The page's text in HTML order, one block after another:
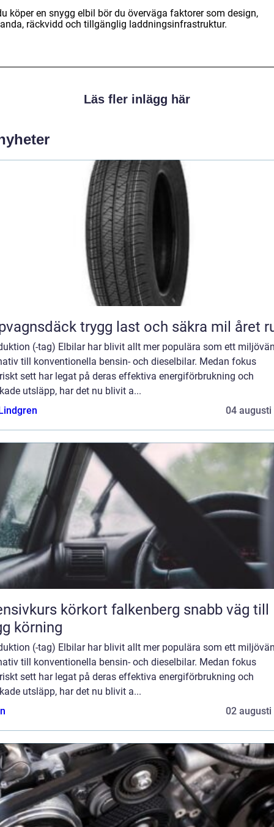
köper en snygg elbil bör du överväga faktorer som design,
räckvidd och tillgänglig laddningsinfrastruktur.
Läs fler inlägg här
Släpvagnsdäck trygg last och säkra mil året
(-tag) Elbilar har blivit allt mer populära som ett
till konventionella bensin- och dieselbilar. Medan fokus
sett har legat på deras effektiva energiförbrukning och
utsläpp, har det nu blivit a...
04 augusti
körkort falkenberg snabb väg till
körning
(-tag) Elbilar har blivit allt mer populära som ett
till konventionella bensin- och dieselbilar. Medan fokus
sett har legat på deras effektiva energiförbrukning och
utsläpp, har det nu blivit a...
02 augusti